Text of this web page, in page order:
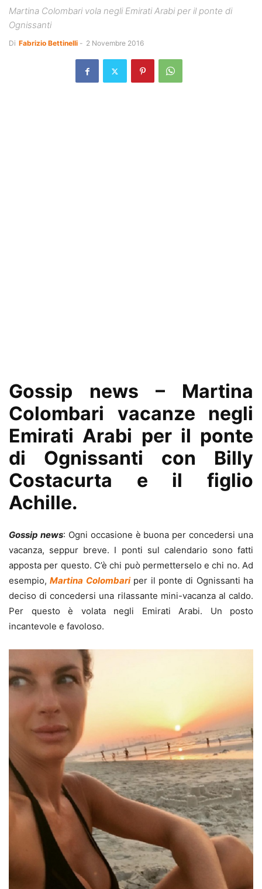
Martina Colombari vola negli Emirati Arabi per il ponte di
Ognissanti
Di Fabrizio Bettinelli - 2 Novembre 2016
Gossip news – Martina
Colombari vacanze negli
Emirati Arabi per il ponte
di Ognissanti con Billy
Costacurta e il figlio
Achille.
Gossip news: Ogni occasione è buona per concedersi una
vacanza, seppur breve. I ponti sul calendario sono fatti
apposta per questo. C’è chi può permetterselo e chi no. Ad
esempio,Martina Colombariper il ponte di Ognissanti ha
deciso di concedersi una rilassante mini-vacanza al caldo.
Per questo è volata negli Emirati Arabi. Un posto
incantevole e favoloso.